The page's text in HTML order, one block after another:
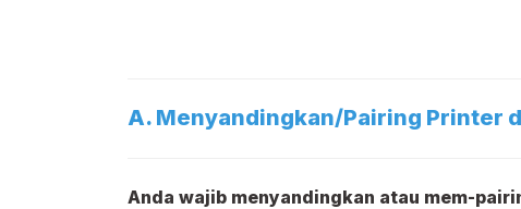
A. Menyandingkan/Pairing Printer
Anda wajib menyandingkan atau mem-